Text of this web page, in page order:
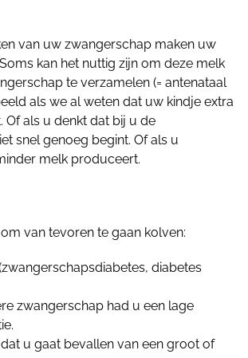
van uw zwangerschap maken uw
kan het nuttig zijn om deze melk
te verzamelen (= antenataal
als we al weten dat uw kindje extra
Of als u denkt dat bij u de
snel genoeg begint. Of als u
melk produceert.
van tevoren te gaan kolven:
diabetes
zwangerschap had u een lage
u gaat bevallen van een groot of